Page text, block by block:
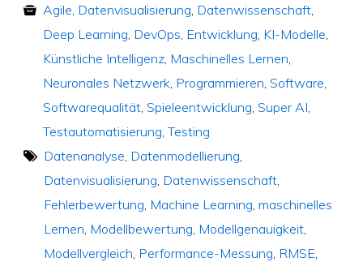
Agile Datenvisualisierung Datenwissenschaft,
Deep Learning DevOps Entwicklung KI-Modelle
Künstliche Intelligenz, Maschinelles Lernen
Neuronales Netzwerk Programmieren Software
Softwarequalität, Spieleentwicklung Super AI
Testautomatisierung ,Testing
Datenanalyse Datenmodellierung
Datenvisualisierung Datenwissenschaft,
Fehlerbewertung Machine Learning maschinelles
Lernen Modellbewertung Modellgenauigkeit,
Modellvergleich Performance-Messung RMSE